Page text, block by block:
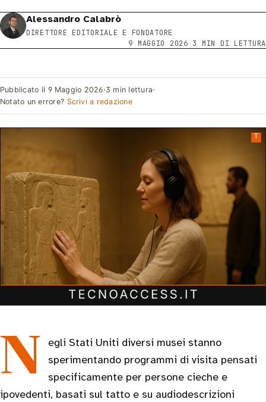
Alessandro Calabrò
DIRETTORE EDITORIALE E FONDATORE
9 MAGGIO 2026 ·3 MIN DI LETTURA
Pubblicato il 9 Maggio 2026·3 min lettura·
Notato un errore? Scrivi a redazione
Negli Stati Uniti diversi musei stanno
sperimentando programmi di visita pensati
specificamente per persone cieche e
ipovedenti, basati sul tatto e su audiodescrizioni